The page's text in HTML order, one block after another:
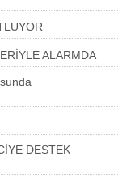
ALARMDA
DESTEK